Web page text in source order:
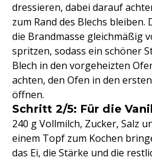
dressieren, dabei darauf
zum Rand des Blechs bleiben.
die Brandmasse gleichmäßig
spritzen, sodass ein schöner
Blech in den vorgeheizten
achten, den Ofen in den
öffnen.
Schritt 2/5: Für die
240 g Vollmilch, Zucker, Salz
einem Topf zum Kochen
das Ei, die Stärke und die